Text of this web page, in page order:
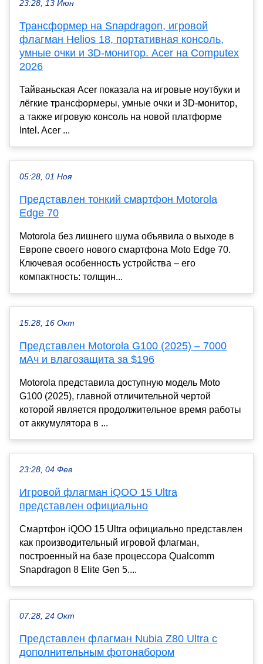
23:28, 13 Июн
Трансформер на Snapdragon, игровой
флагман Helios 18, портативная консоль,
умные очки и 3D-монитор. Acer на Computex
2026
Тайваньская Acer показала на игровые ноутбуки и
лёгкие трансформеры, умные очки и 3D-монитор,
а также игровую консоль на новой платформе
Intel. Acer ...
05:28, 01 Ноя
Представлен тонкий смартфон Motorola
Edge 70
Motorola без лишнего шума объявила о выходе в
Европе своего нового смартфона Moto Edge 70.
Ключевая особенность устройства – его
компактность: толщин...
15:28, 16 Окт
Представлен Motorola G100 (2025) – 7000
мАч и влагозащита за $196
Motorola представила доступную модель Moto
G100 (2025), главной отличительной чертой
которой является продолжительное время работы
от аккумулятора в ...
23:28, 04 Фев
Игровой флагман iQOO 15 Ultra
представлен официально
Смартфон iQOO 15 Ultra официально представлен
как производительный игровой флагман,
построенный на базе процессора Qualcomm
Snapdragon 8 Elite Gen 5....
07:28, 24 Окт
Представлен флагман Nubia Z80 Ultra с
дополнительным фотонабором